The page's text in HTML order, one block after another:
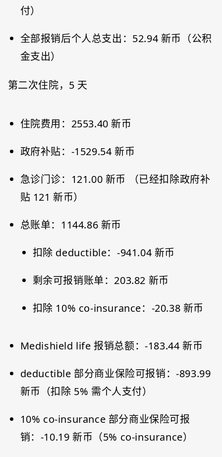
付）
全部报销后个人总支出：52.94 新币（公积
金支出）
第二次住院，5 天
住院费用：2553.40 新币
政府补贴：-1529.54 新币
急诊门诊：121.00 新币 （已经扣除政府补
贴 121 新币）
总账单：1144.86 新币
扣除 deductible：-941.04 新币
剩余可报销账单：203.82 新币
扣除 10% co-insurance：-20.38 新币
Medishield life 报销总额：-183.44 新币
deductible 部分商业保险可报销：-893.99
新币（扣除 5% 需个人支付）
10% co-insurance 部分商业保险可报
销：-10.19 新币（5% co-insurance）